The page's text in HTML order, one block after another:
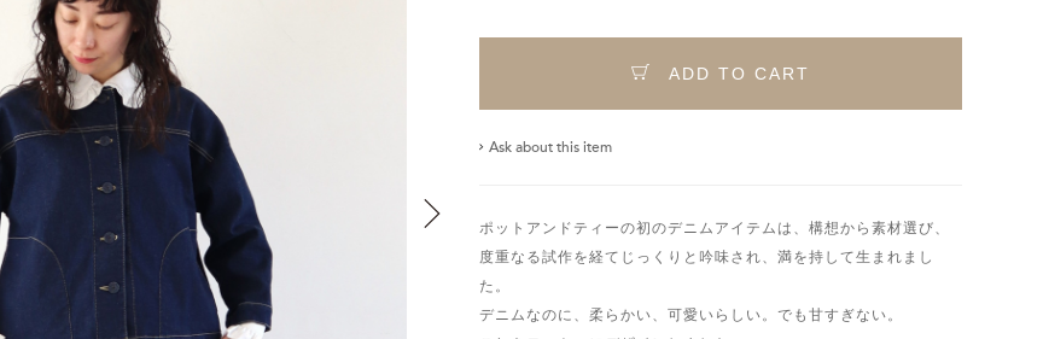
ADD TO CART
Ask about this item
ポットアンドティーの初のデニムアイテムは、構想から素材選び、
度重なる試作を経てじっくりと吟味され、満を持して生まれまし
た。
デニムなのに、柔らかい、可愛いらしい。でも甘すぎない。